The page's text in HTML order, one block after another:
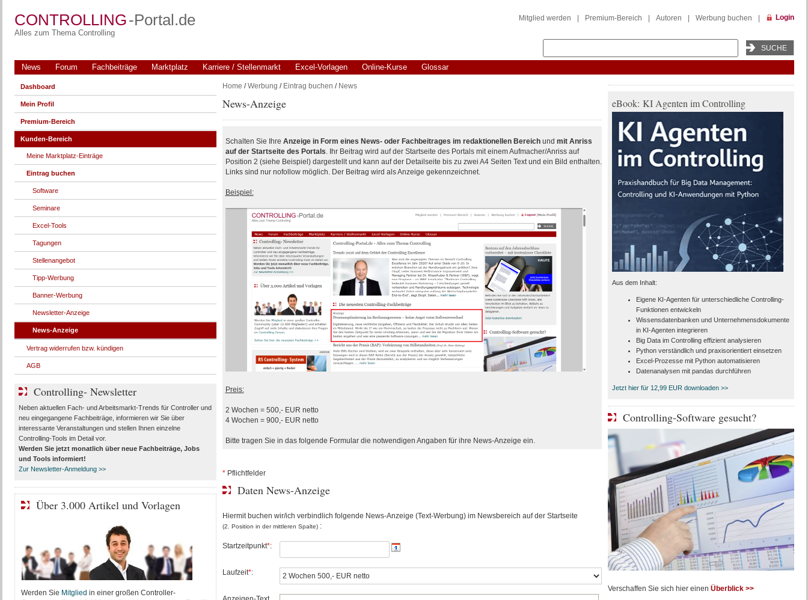
CONTROLLING-Portal.de
Alles zum Thema Controlling
Mitglied werden Premium-Bereich Autoren Werbung buchen Login
News Forum Fachbeiträge Marktplatz Karriere / Stellenmarkt Excel-Vorlagen Online-Kurse Glossar
Home /Werbung / Eintrag buchen / News
News-Anzeige
Schalten Sie Ihre Anzeige in Form eines News- oder Fachbeitrages im redaktionellen Bereichund mit Anriss
auf der Startseite des Portals. Ihr Beitrag wird auf der Startseite des Portals mit einem Aufmacher/Anriss auf
Position 2 (siehe Beispiel) dargestellt und kann auf der Detailseite bis zu zwei A4 Seiten Text und ein Bild enthalten.
Links sind nur nofollow möglich. Der Beitrag wird als Anzeige gekennzeichnet.
Beispiel:
Preis:
2 Wochen = 500,- EUR netto
4 Wochen = 900,- EUR netto
Bitte tragen Sie in das folgende Formular die notwendigen Angaben für ihre News-Anzeige ein.
* Pflichtfelder
Daten News-Anzeige
Hiermit buchen wir/ich verbindlich folgende News-Anzeige (Text-Werbung) im Newsbereich auf der Startseite
(2. Position in der mittleren Spalte) :
Startzeitpunkt*:
Laufzeit*:
Dashboard
Mein Profil
Premium-Bereich
Kunden-Bereich
Meine Marktplatz-Einträge
Eintrag buchen
Software
Seminare
Excel-Tools
Tagungen
Stellenangebot
Tipp-Werbung
Banner-Werbung
Newsletter-Anzeige
News-Anzeige
Vertrag widerrufen bzw. kündigen
AGB
Controlling- Newsletter
Neben aktuellen Fach- und Arbeitsmarkt-Trends für Controller und
neu eingegangene Fachbeiträge, informieren wir Sie über
interessante Veranstaltungen und stellen Ihnen einzelne
Controlling-Tools im Detail vor.
Werden Sie jetzt monatlich über neue Fachbeiträge, Jobs
und Toolsinformiert!
Zur Newsletter-Anmeldung >>
Über 3.000 Artikel und Vorlagen
Werden Sie Mitglied in einer großen Controller-
eBook: KI Agenten im Controlling
Aus dem Inhalt:
Eigene KI-Agenten für unterschiedliche Controlling-
Funktionen entwickeln
Wissensdatenbanken und Unternehmensdokumente
in KI-Agenten integrieren
Big Data im Controlling effizient analysieren
Python verständlich und praxisorientiert einsetzen
Excel-Prozesse mit Python automatisieren
Datenanalysen mit pandas durchführen
Jetzt hier für 12,99 EUR downloaden >>
Controlling-Software gesucht?
Verschaffen Sie sich hier einen Überblick >>